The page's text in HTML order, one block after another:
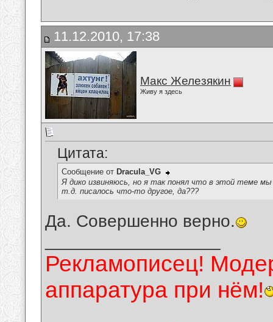
11.12.2010, 17:38
Макс Железякин
Живу я здесь
Цитата:
Сообщение от Dracula_VG
Я дико извиняюсь, но я так понял что в этой теме
т.д. писалось что-то другое, да???
Да. Совершенно верно.
Рекламописец!
аппаратура при нём!